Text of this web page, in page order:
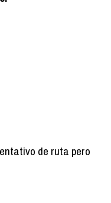
de ruta pero